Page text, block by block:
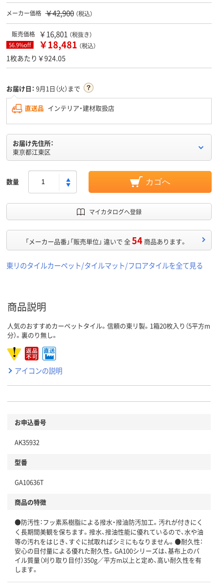
メーカー価格 ￥42,900 （税込）
販売価格 ￥16,801 （税抜き）
56.9%off ￥18,481 （税込）
1枚あたり￥924.05
お届け日： 9月1日（火）まで
直送品 インテリア・建材取扱店
お届け先住所：
東京都江東区
数量 カゴへ
マイカタログへ登録
「メーカー品番」「販売単位」 違いで 全54 商品あります。
東リのタイルカーペット/タイルマット/フロアタイルを全て見る
商品説明
人気のおすすめカーペットタイル。信頼の東リ製。1箱20枚入り（5平方m
分）。裏のり無し。
アイコンの説明
お申込番号
AK35932
型番
GA10636T
商品の特徴
●防汚性：フッ素系樹脂による撥水・撥油防汚加工。汚れが付きにく
く長期間美観を保ちます。撥水、撥油性能に優れているので、水や油
等の汚れをはじき、すぐに拭取ればシミにもなりません。●耐久性：
安心の目付量による優れた耐久性。GA100シリーズは、基布上のパ
イル質量（刈り取り目付）350g／平方m以上と定め、高い耐久性を有
します。